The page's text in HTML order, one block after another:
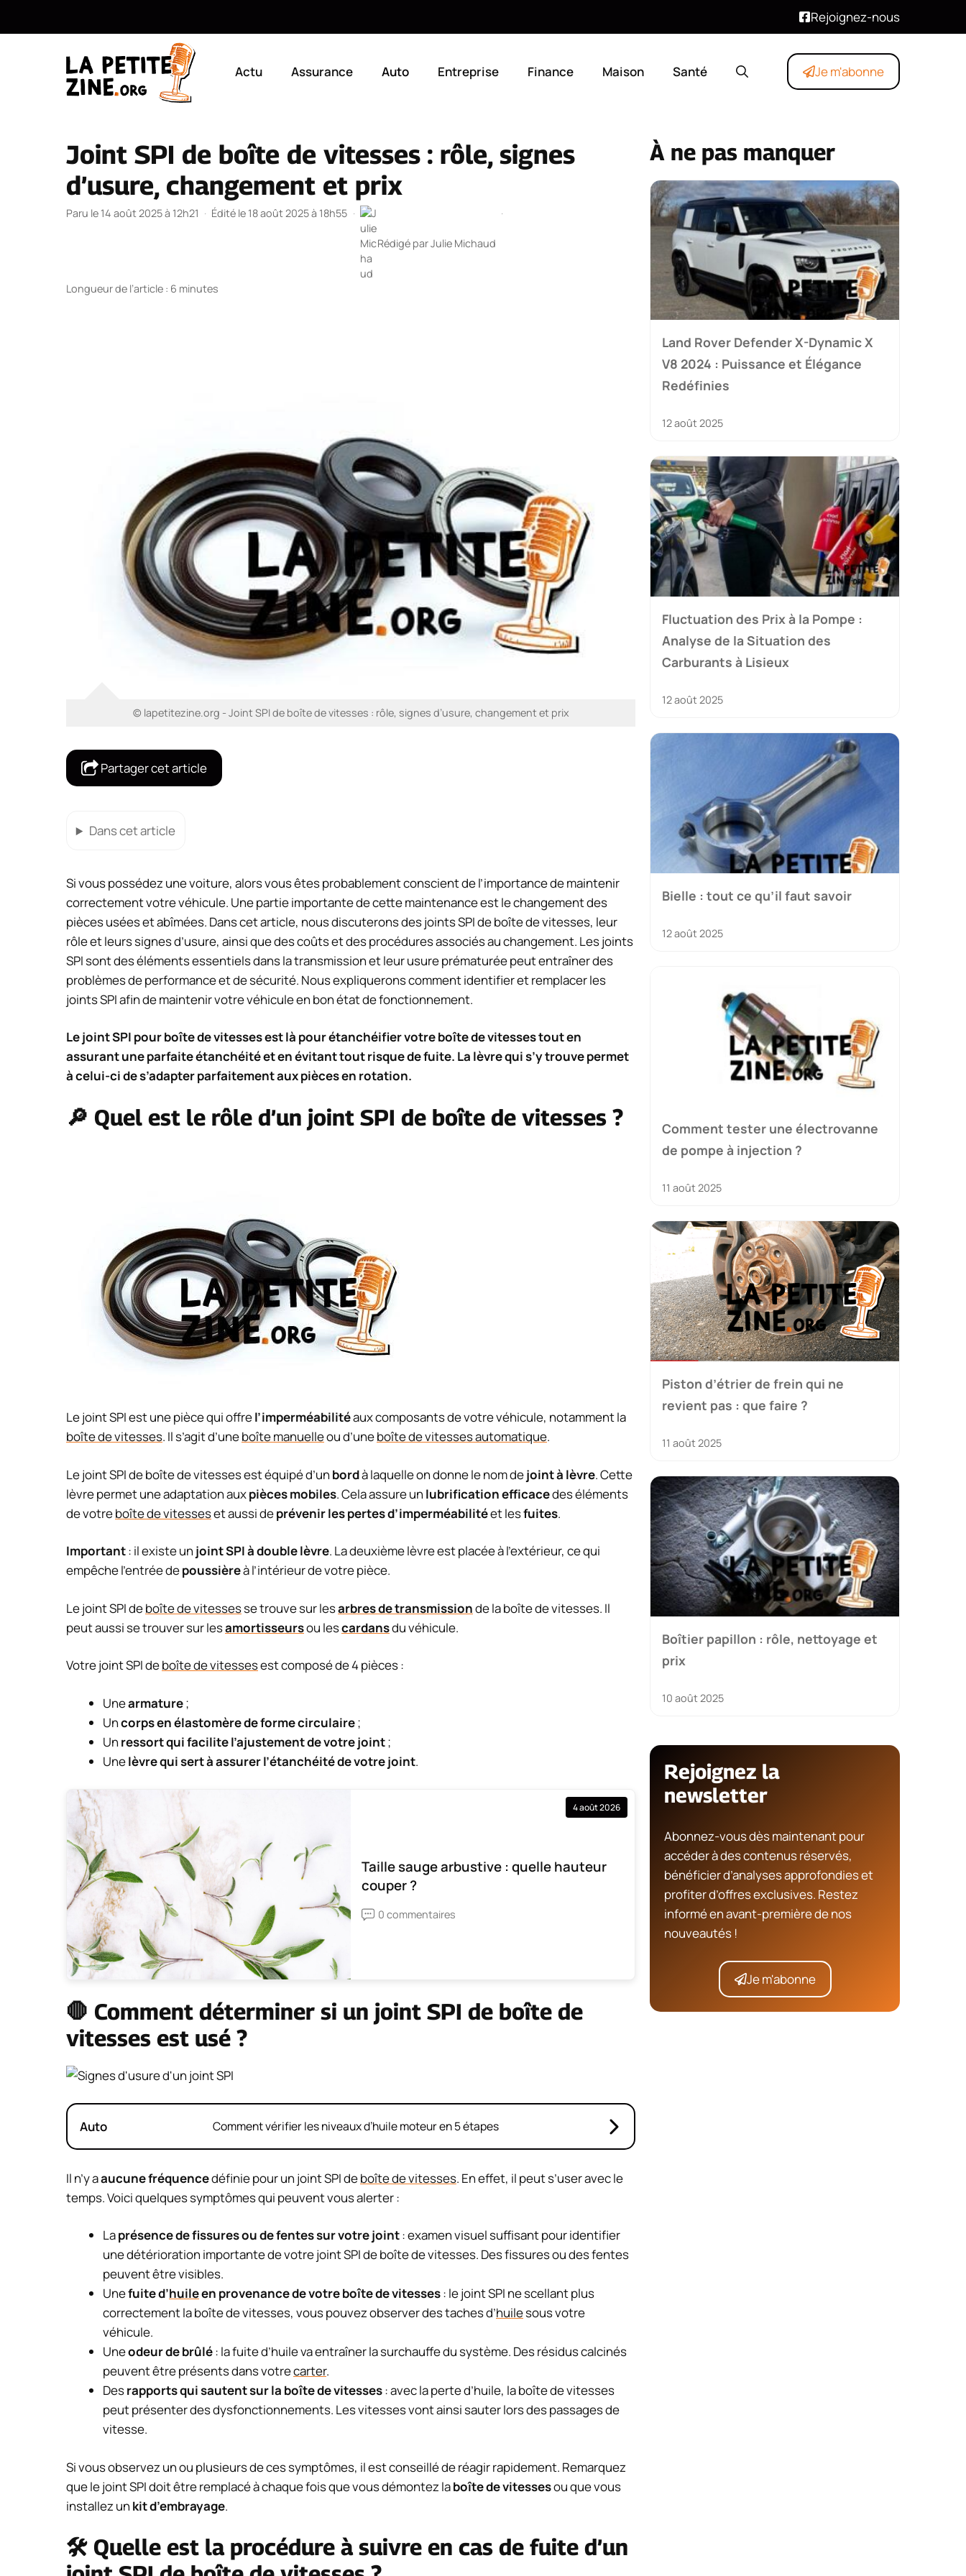
Rejoignez-nous
Actu Assurance Auto Entreprise Finance Maison Santé Je m'abonne
Joint SPI de boîte de vitesses : rôle, signes
d’usure, changement et prix
Paru le 14 août 2025 à 12h21 · Édité le 18 août 2025 à 18h55 ·
Rédigé parJulie Michaud
·
Longueur de l’article : 6 minutes
© lapetitezine.org - Joint SPI de boîte de vitesses : rôle, signes d’usure, changement et prix
Partager cet article
Dans cet article
Si vous possédez une voiture, alors vous êtes probablement conscient de l’importance de maintenir
correctement votre véhicule. Une partie importante de cette maintenance est le changement des
pièces usées et abîmées. Dans cet article, nous discuterons des joints SPI de boîte de vitesses, leur
rôle et leurs signes d’usure, ainsi que des coûts et des procédures associés au changement. Les joints
SPI sont des éléments essentiels dans la transmission et leur usure prématurée peut entraîner des
problèmes de performance et de sécurité. Nous expliquerons comment identifier et remplacer les
joints SPI afin de maintenir votre véhicule en bon état de fonctionnement.
Le joint SPI pour boîte de vitesses est là pour étanchéifier votre boîte de vitesses tout en
assurant une parfaite étanchéité et en évitant tout risque de fuite. La lèvre qui s’y trouve permet
à celui-ci de s’adapter parfaitement aux pièces en rotation.
🔎 Quel est le rôle d’un joint SPI de boîte de vitesses ?
Le joint SPI est une pièce qui offrel’imperméabilitéaux composants de votre véhicule, notamment la
boîte de vitesses. Il s’agit d’uneboîte manuelleou d’uneboîte de vitesses automatique.
Le joint SPI de boîte de vitesses est équipé d’un bordà laquelle on donne le nom dejoint à lèvre. Cette
lèvre permet une adaptation auxpièces mobiles. Cela assure un lubrification efficacedes éléments
de votreboîte de vitesseset aussi deprévenir les pertes d’imperméabilitéet lesfuites.
Important: il existe un joint SPI à double lèvre. La deuxième lèvre est placée à l’extérieur, ce qui
empêche l’entrée depoussièreà l’intérieur de votre pièce.
Le joint SPI deboîte de vitessesse trouve sur lesarbres de transmissionde la boîte de vitesses. Il
peut aussi se trouver sur lesamortisseursou lescardansdu véhicule.
Votre joint SPI deboîte de vitessesest composé de 4 pièces :
Unearmature;
Uncorps en élastomère de forme circulaire;
Un ressort qui facilite l’ajustement de votre joint;
Unelèvre qui sert à assurer l’étanchéité de votre joint.
4 août 2026
Taille sauge arbustive : quelle hauteur
couper ?
0 commentaires
🛑 Comment déterminer si un joint SPI de boîte de
vitesses est usé ?
Auto Comment vérifier les niveaux d’huile moteur en 5 étapes
Il n’y aaucune fréquencedéfinie pour un joint SPI deboîte de vitesses. En effet, il peut s’user avec le
temps. Voici quelques symptômes qui peuvent vous alerter :
Laprésence de fissures ou de fentes sur votre joint: examen visuel suffisant pour identifier
une détérioration importante de votre joint SPI de boîte de vitesses. Des fissures ou des fentes
peuvent être visibles.
Unefuite d’huileen provenance de votre boîte de vitesses: le joint SPI ne scellant plus
correctement la boîte de vitesses, vous pouvez observer des taches d’huilesous votre
véhicule.
Uneodeur de brûlé: la fuite d’huile va entraîner la surchauffe du système. Des résidus calcinés
peuvent être présents dans votrecarter.
Desrapports qui sautent sur la boîte de vitesses: avec la perte d’huile, la boîte de vitesses
peut présenter des dysfonctionnements. Les vitesses vont ainsi sauter lors des passages de
vitesse.
Si vous observez un ou plusieurs de ces symptômes, il est conseillé de réagir rapidement. Remarquez
que le joint SPI doit être remplacé à chaque fois que vous démontez laboîte de vitessesou que vous
installez un kit d’embrayage.
🛠️ Quelle est la procédure à suivre en cas de fuite d’un
À ne pas manquer
Land Rover Defender X-Dynamic X
V8 2024 : Puissance et Élégance
Redéfinies
12 août 2025
Fluctuation des Prix à la Pompe :
Analyse de la Situation des
Carburants à Lisieux
12 août 2025
Bielle : tout ce qu’il faut savoir
12 août 2025
Comment tester une électrovanne
de pompe à injection ?
11 août 2025
Piston d’étrier de frein qui ne
revient pas : que faire ?
11 août 2025
Boîtier papillon : rôle, nettoyage et
prix
10 août 2025
Rejoignez la
newsletter
Abonnez-vous dès maintenant pour
accéder à des contenus réservés,
bénéficier d’analyses approfondies et
profiter d’offres exclusives. Restez
informé en avant-première de nos
nouveautés !
Je m'abonne